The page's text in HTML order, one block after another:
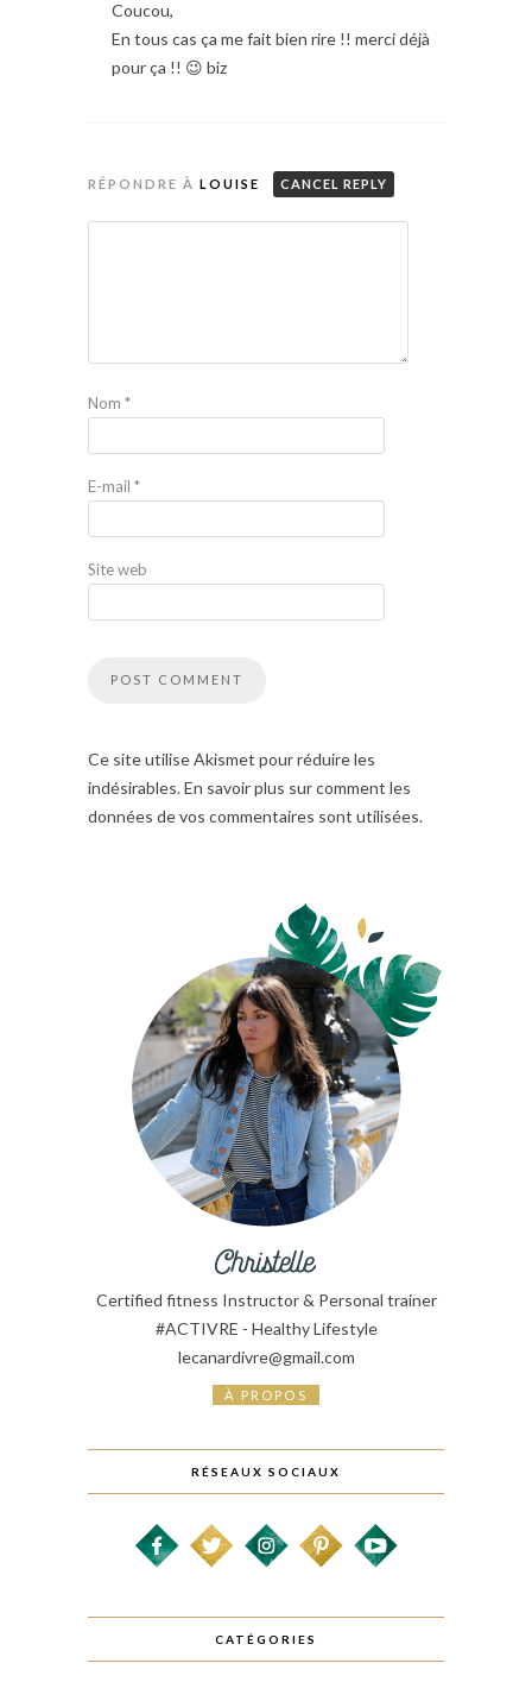
Coucou,
En tous cas ça me fait bien rire !! merci déjà
pour ça !! 😉 biz
RÉPONDRE À LOUISE CANCEL REPLY
Nom *
E-mail *
Site web
Ce site utilise Akismet pour réduire les
indésirables. En savoir plus sur comment les
données de vos commentaires sont utilisées.
Certified fitness Instructor & Personal trainer
#ACTIVRE - Healthy Lifestyle
lecanardivre@gmail.com
À PROPOS
RÉSEAUX SOCIAUX
CATÉGORIES